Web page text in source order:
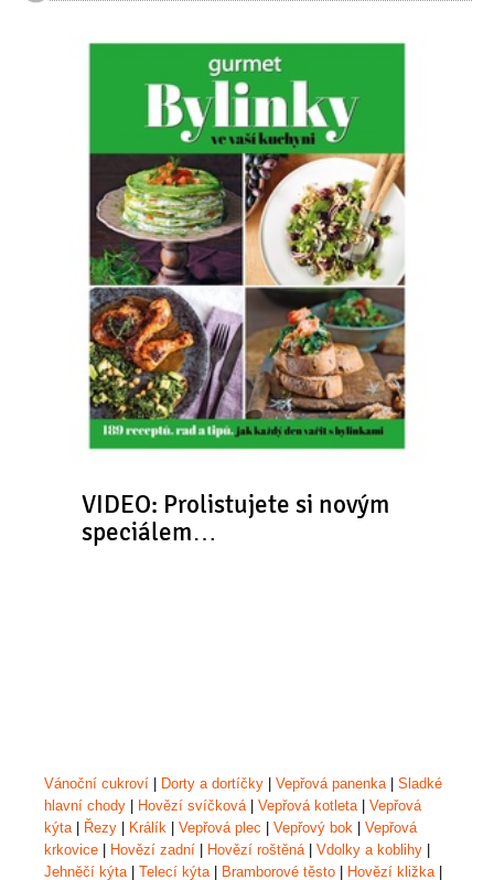
VIDEO: Prolistujete si novým
speciálem…
Vánoční cukroví Dorty a dortíčky Vepřová panenka| Sladké
hlavní chody
Hovězí svíčková| Vepřová kotleta| Vepřová
kýta| Řezy Králík Vepřová plec Vepřový bok
Vepřová
krkovice
Hovězí zadní Hovězí roštěná| Vdolky a koblihy
Jehněčí kýta| Telecí kýta| Bramborové těsto Hovězí kližka|